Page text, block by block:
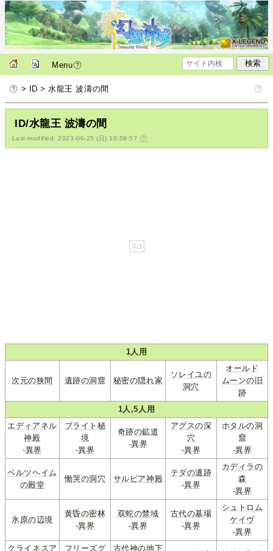
Menu
> ID > 水龍王 波濤の間
ID/水龍王 波濤の間
Last-modified: 2023-06-25 (日) 10:59:57
1人用
次元の狭間 遺跡の洞窟 秘密の隠れ家
ソレイユの
洞穴
オールド
ムーンの旧
跡
1人,5人用
エディアネル
神殿
-異界
ブライト秘
境
-異界
奇跡の鉱道
-異界
アグスの深
穴
-異界
ホタルの洞
窟
-異界
ベルツヘイム
の殿堂
慟哭の洞穴 サルビア神殿
テダの遺跡
-異界
カディラの
森
-異界
氷原の辺境
黄昏の密林
-異界
双蛇の禁域
-異界
古代の墓場
-異界
シュトロム
ケイヴ
-異界
クライネスア
フリーズグ
古代神の地下